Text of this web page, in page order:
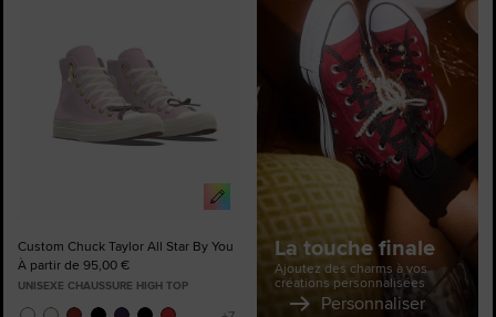
Custom Chuck Taylor All Star By You
À partir de 95,00 €
UNISEXE CHAUSSURE HIGH TOP
La touche finale
Ajoutez des charms à vos
créations personnalisées
Personnaliser